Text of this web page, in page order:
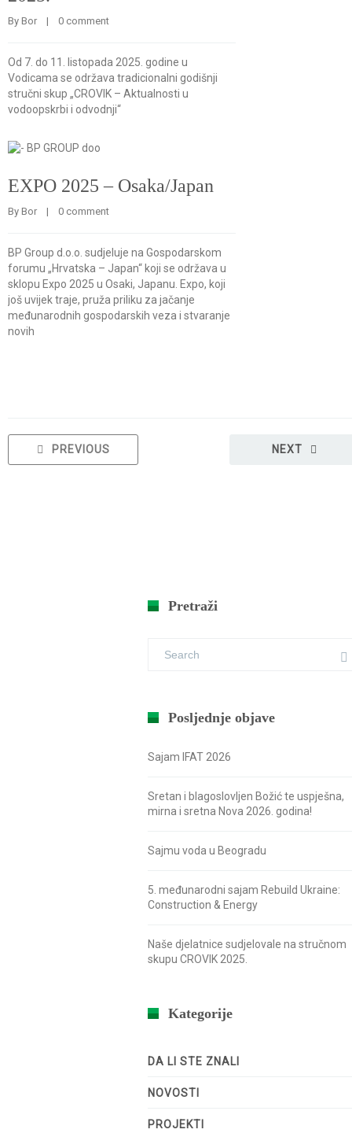
By Bor
    |
0 comment
Od 7. do 11. listopada 2025. godine u
Vodicama se održava tradicionalni godišnji
stručni skup „CROVIK – Aktualnosti u
vodoopskrbi i odvodnji“
EXPO 2025 – Osaka/Japan
By Bor
    |
0 comment
BP Group d.o.o. sudjeluje na Gospodarskom
forumu „Hrvatska – Japan“ koji se održava u
sklopu Expo 2025 u Osaki, Japanu. Expo, koji
još uvijek traje, pruža priliku za jačanje
međunarodnih gospodarskih veza i stvaranje
novih
NEXT
PREVIOUS
Pretraži
Posljednje objave
Sajam IFAT 2026
Sretan i blagoslovljen Božić te uspješna,
mirna i sretna Nova 2026. godina!
Sajmu voda u Beogradu
5. međunarodni sajam Rebuild Ukraine:
Construction & Energy
Naše djelatnice sudjelovale na stručnom
skupu CROVIK 2025.
Kategorije
DA LI STE ZNALI
NOVOSTI
PROJEKTI